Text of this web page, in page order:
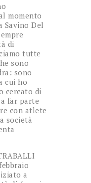
momento
Savino Del
di
tutte
sono
sono
cui ho
cercato di
far parte
con atlete
società
a